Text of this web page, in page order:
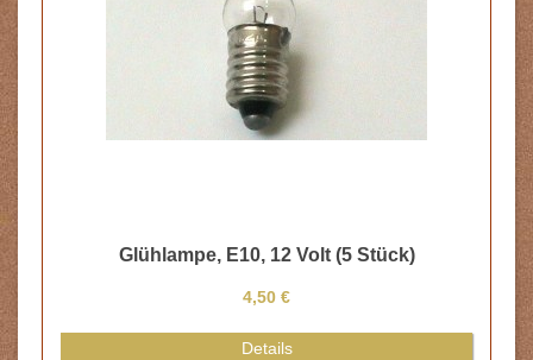
Glühlampe, E10, 12 Volt (5 Stück)
4,50 €
Details